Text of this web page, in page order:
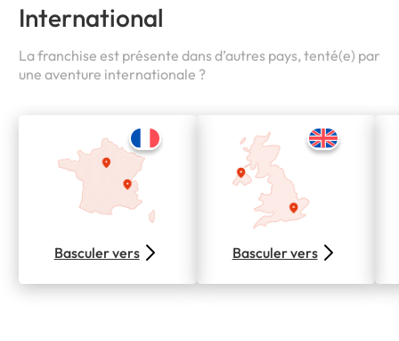
International
La franchise est présente dans d’autres pays, tenté(e) par
une aventure internationale ?
Basculer vers Basculer vers